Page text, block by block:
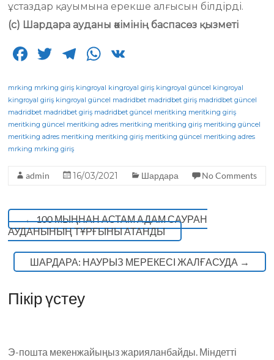
ұстаздар қауымына ерекше алғысын білдірді.
(с) Шардара ауданы әкімінің баспасөз қызметі
F
c
e
b
o
o
T
it
te
r
T
e
g
ra
W
a
ts
A
p
mrking mrking giriş kingroyal kingroyal giriş kingroyal güncel kingroyal
kingroyal giriş kingroyal güncel madridbet madridbet giriş madridbet güncel
madridbet madridbet giriş madridbet güncel meritking meritking giriş
meritking güncel meritking adres meritking meritking giriş meritking güncel
meritking adres meritking meritking giriş meritking güncel meritking adres
mrking mrking giriş
admin 16/03/2021 Шардара No Comments
←100 МЫҢНАН АСТАМ АДАМ САУРАН
АУДАНЫНЫҢ ТҰРҒЫНЫ АТАНДЫ
ШАРДАРА: НАУРЫЗ МЕРЕКЕСІ ЖАЛҒАСУДА →
Пікір үстеу
Э-пошта мекенжайыңыз жарияланбайды. Міндетті